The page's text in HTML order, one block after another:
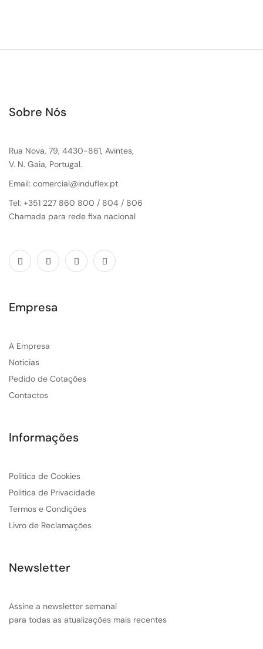
Sobre Nós
Rua Nova, 79, 4430-861, Avintes,
V. N. Gaia, Portugal.
Email: comercial@induflex.pt
Tel: +351 227 860 800 / 804 / 806
Chamada para rede fixa nacional
Empresa
A Empresa
Noticias
Pedido de Cotações
Contactos
Informações
Politica de Cookies
Politica de Privacidade
Termos e Condições
Livro de Reclamações
Newsletter
Assine a newsletter semanal
para todas as atualizações mais recentes